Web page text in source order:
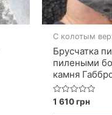
С колотым
Брусчатка
пилеными
камня
Оценка
0
1 610грн